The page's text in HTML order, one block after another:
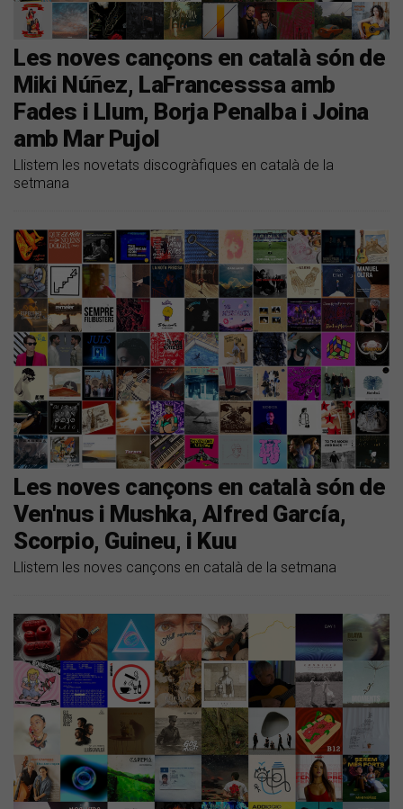
Les noves cançons en català són de
Miki Núñez, LaFrancesssa amb
Fades i Llum, Borja Penalba i Joina
amb Mar Pujol
Llistem les novetats discogràfiques en català de la
setmana
Les noves cançons en català són de
Ven'nus i Mushka, Alfred García,
Scorpio, Guineu, i Kuu
Llistem les noves cançons en català de la setmana